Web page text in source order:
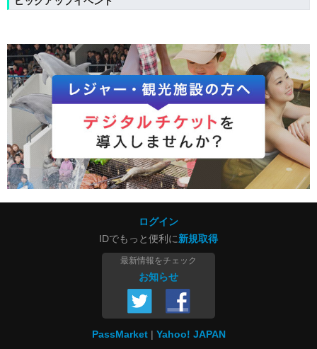
ログイン
IDでもっと便利に新規取得
最新情報をチェック
お知らせ
PassMarket Yahoo! JAPAN